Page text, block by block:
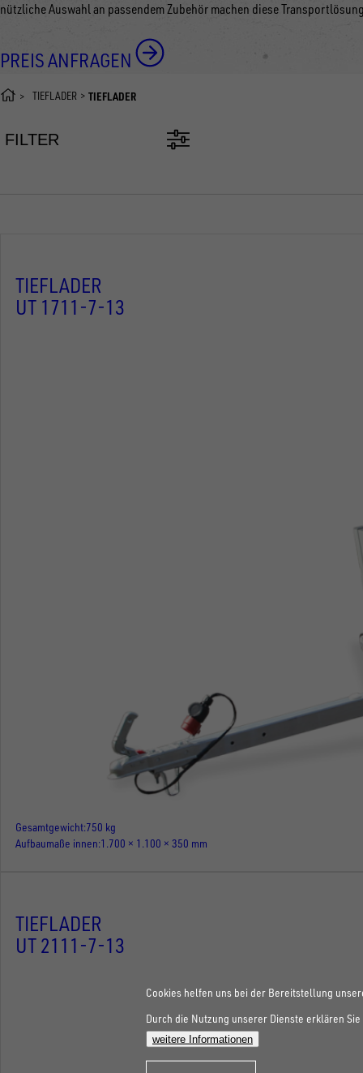
nützliche Auswahl an passendem Zubehör machen diese
PREIS ANFRAGEN
TIEFLADER TIEFLADER
FILTER
TIEFLADER
UT 1711-7-13
Gesamtgewicht 750 kg
Aufbaumaße innen 1.700 × 1.100 × 350 mm
TIEFLADER
UT 2111-7-13
Cookies helfen uns bei der Bereitstellung
Durch die Nutzung unserer Dienste erklären
weitere Informationen